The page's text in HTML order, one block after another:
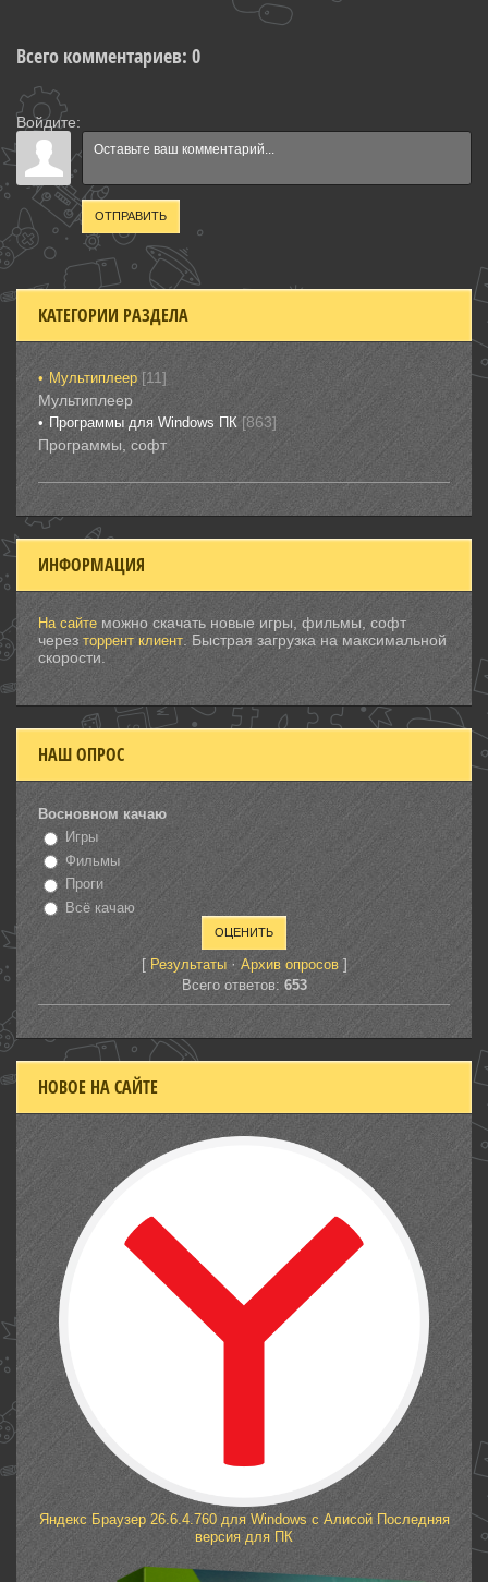
Всего комментариев: 0
Войдите:
ОТПРАВИТЬ
КАТЕГОРИИ РАЗДЕЛА
Мультиплеер [11]
Мультиплеер
Программы для Windows ПК [863]
Программы, софт
ИНФОРМАЦИЯ
На сайте можно скачать новые игры, фильмы, софт
через торрент клиент . Быстрая загрузка на максимальной
скорости.
НАШ ОПРОС
Восновном качаю
Игры
Фильмы
Проги
Всё качаю
[ Результаты· Архив опросов]
Всего ответов: 653
НОВОЕ НА САЙТЕ
Яндекс Браузер 26.6.4.760 для Windows с Алисой Последняя
версия для ПК